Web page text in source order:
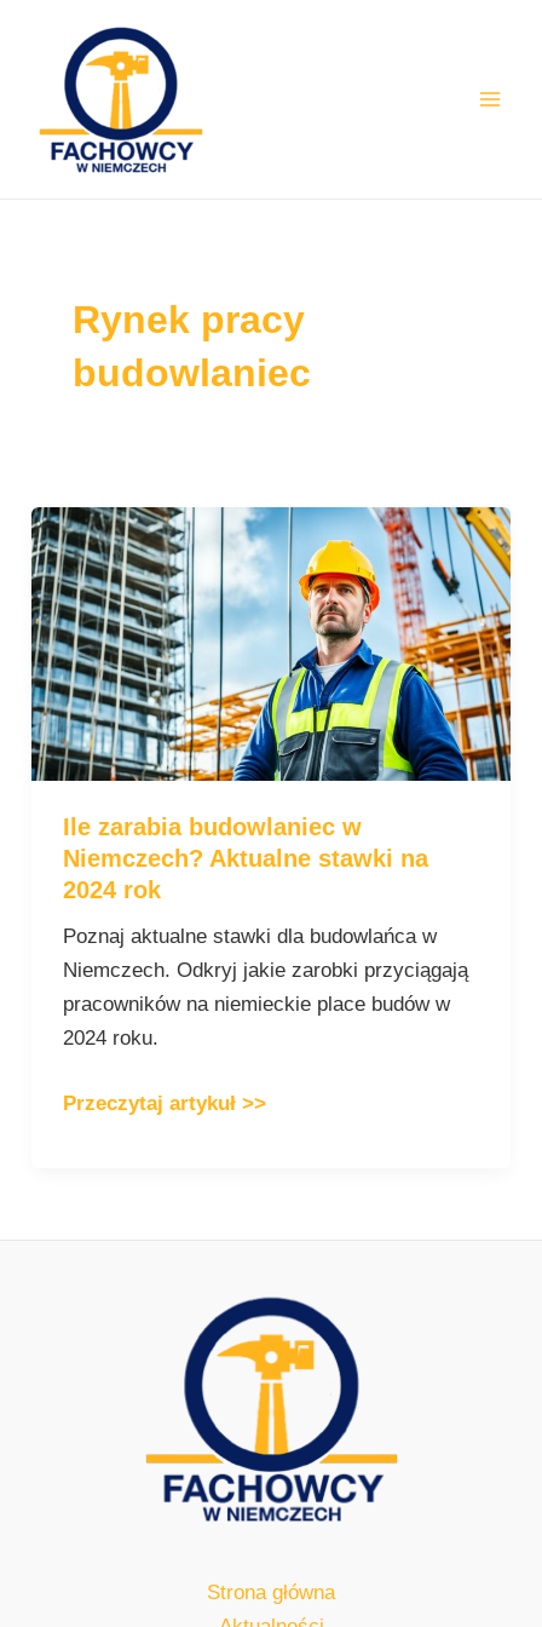
content
Rynek pracy
budowlaniec
Ile zarabia budowlaniec w
Niemczech? Aktualne stawki na
2024 rok
Poznaj aktualne stawki dla budowlańca w
Niemczech. Odkryj jakie zarobki przyciągają
pracowników na niemieckie place budów w
2024 roku.
Ile
zarabia
budowlaniec
w
Niemczech?
Aktualne
stawki
na
rok
Przeczytaj artykuł >>
Strona główna